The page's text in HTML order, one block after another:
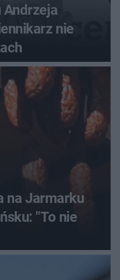
Andrzeja
nie
na Jarmarku
"To nie